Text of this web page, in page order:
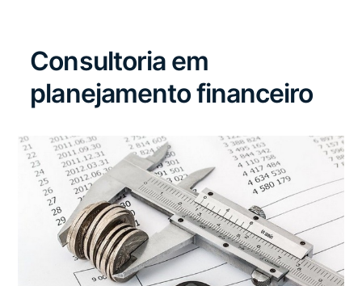
Consultoria em
planejamento financeiro